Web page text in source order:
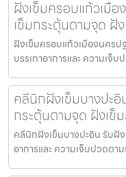
ฝังเข็มครอบแก้วเมื
เข็มกระตุ้นตามจุด ฝั
ฝังเข็มครอบแก้วเมืองนครป
บรรเทาอาการและ ความเจ็
คลีนิกฝังเข็มบางปะอิ
กระตุ้นตามจุด ฝังเข็
คลีนิกฝังเข็มบางปะอิน รับฝั
อาการและ ความเจ็บปวดตา